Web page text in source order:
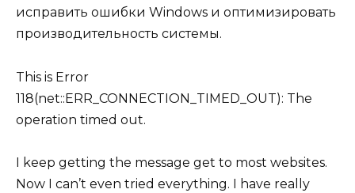
исправить ошибки Windows и оптимизировать
производительность системы.
This is Error
118(net::ERR_CONNECTION_TIMED_OUT): The
operation timed out.
I keep getting the message get to most websites.
Now I can’t even tried everything. I have really